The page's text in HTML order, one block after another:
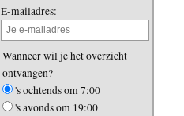
E-mailadres:
Wanneer wil je het overzicht
ontvangen?
's ochtends om 7:00
's avonds om 19:00